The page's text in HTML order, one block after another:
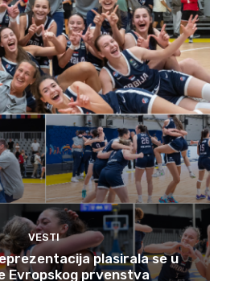
VESTI
plasirala se u
Evropskog prvenstva